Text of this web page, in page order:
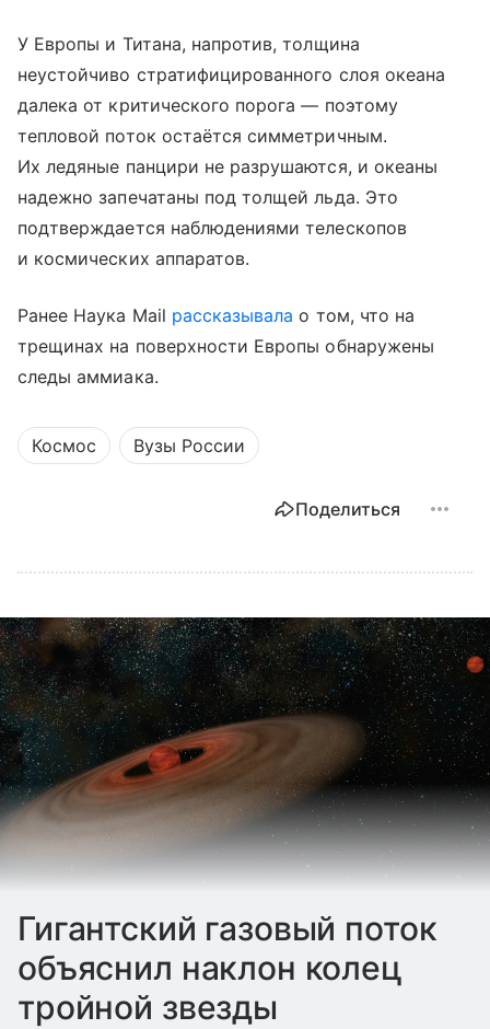
У Европы и Титана, напротив, толщина
неустойчиво стратифицированного слоя океана
далека от критического порога — поэтому
тепловой поток остаётся симметричным.
Их ледяные панцири не разрушаются, и океаны
надежно запечатаны под толщей льда. Это
подтверждается наблюдениями телескопов
и космических аппаратов.
Ранее Наука Mail рассказывала о том, что на
трещинах на поверхности Европы обнаружены
следы аммиака.
Космос Вузы России
Поделиться
Гигантский газовый поток
объяснил наклон колец
тройной звезды